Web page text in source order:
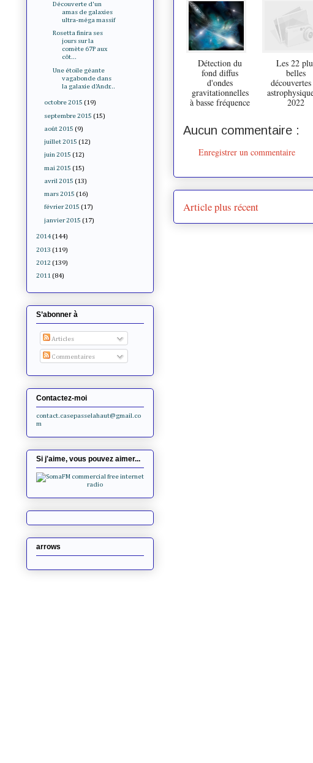
Détection du
fond diffus
d'ondes
gravitationnelles
à basse fréquence
Les 22
belles
découvertes
2022
Aucun commentaire :
Enregistrer un commentaire
Article plus récent
Découverte d'un
amas de galaxies
ultra-méga massif
Rosetta finira ses
jours sur la
comète 67P aux
côt...
Une étoile géante
vagabonde dans
la galaxie d'Andr...
octobre 2015 (19)
septembre 2015 (15)
août 2015 (9)
juillet 2015 (12)
juin 2015 (12)
mai 2015 (15)
avril 2015 (13)
mars 2015 (16)
février 2015 (17)
janvier 2015 (17)
2014 (144)
2013 (119)
2012 (139)
2011 (84)
S’abonner à
Articles
Commentaires
Contactez-moi
contact.casepasselahaut@gmail.co
m
Si j'aime, vous pouvez aimer...
arrows